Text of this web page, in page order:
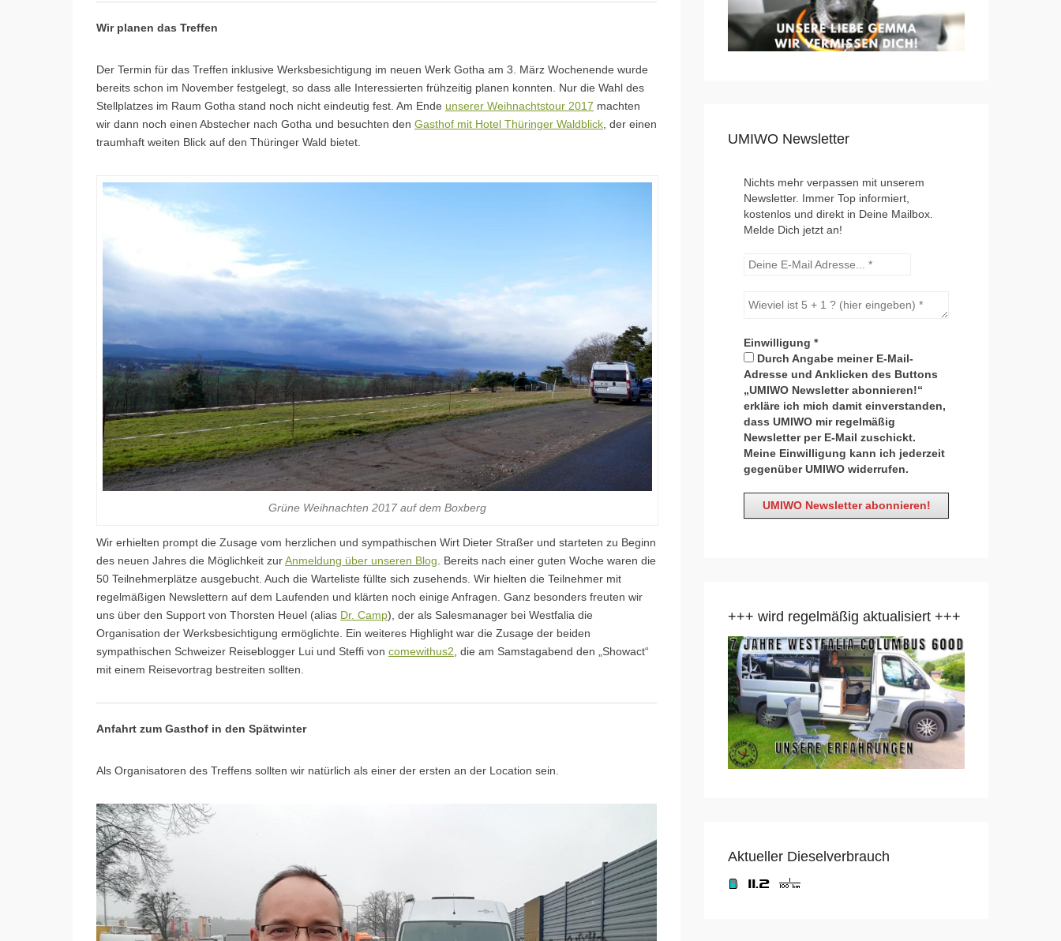
Wir planen das Treffen
Der Termin für das Treffen inklusive Werksbesichtigung im neuen Werk Gotha am 3. März Wochenende wurde
bereits schon im November festgelegt, so dass alle Interessierten frühzeitig planen konnten. Nur die Wahl des
Stellplatzes im Raum Gotha stand noch nicht eindeutig fest. Am Ende unserer Weihnachtstour 2017 machten
wir dann noch einen Abstecher nach Gotha und besuchten den Gasthof mit Hotel Thüringer Waldblick , der einen
traumhaft weiten Blick auf den Thüringer Wald bietet.
Grüne Weihnachten 2017 auf dem Boxberg
Wir erhielten prompt die Zusage vom herzlichen und sympathischen Wirt Dieter Straßer und starteten zu Beginn
des neuen Jahres die Möglichkeit zurAnmeldung über unseren Blog. Bereits nach einer guten Woche waren die
50 Teilnehmerplätze ausgebucht. Auch die Warteliste füllte sich zusehends. Wir hielten die Teilnehmer mit
regelmäßigen Newslettern auf dem Laufenden und klärten noch einige Anfragen. Ganz besonders freuten wir
uns über den Support von Thorsten Heuel (alias Dr. Camp), der als Salesmanager bei Westfalia die
Organisation der Werksbesichtigung ermöglichte. Ein weiteres Highlight war die Zusage der beiden
sympathischen Schweizer Reiseblogger Lui und Steffi von comewithus2, die am Samstagabend den „Showact“
mit einem Reisevortrag bestreiten sollten.
Anfahrt zum Gasthof in den Spätwinter
Als Organisatoren des Treffens sollten wir natürlich als einer der ersten an der Location sein.
UMIWO Newsletter
Nichts mehr verpassen mit unserem
Newsletter. Immer Top informiert,
kostenlos und direkt in Deine Mailbox.
Melde Dich jetzt an!
Einwilligung *
Durch Angabe meiner E-Mail-
Adresse und Anklicken des Buttons
„UMIWO Newsletter abonnieren!“
erkläre ich mich damit einverstanden,
dass UMIWO mir regelmäßig
Newsletter per E-Mail zuschickt.
Meine Einwilligung kann ich jederzeit
gegenüber UMIWO widerrufen.
+++ wird regelmäßig aktualisiert +++
Aktueller Dieselverbrauch